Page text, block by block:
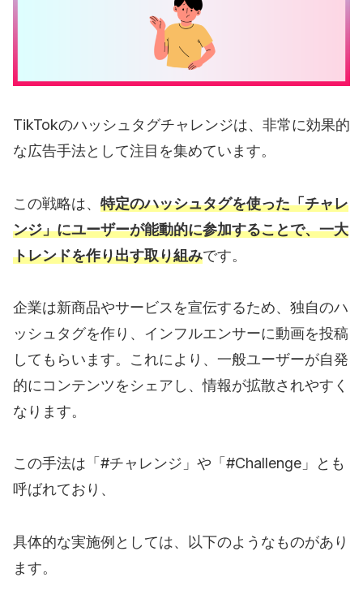
TikTokのハッシュタグチャレンジは、非常に効果的
な広告手法として注目を集めています。
この戦略は、 特定のハッシュタグを使った「チャレ
ンジ」にユーザーが能動的に参加することで、一大
トレンドを作り出す取り組みです。
企業は新商品やサービスを宣伝するため、独自のハ
ッシュタグを作り、インフルエンサーに動画を投稿
してもらいます。これにより、一般ユーザーが自発
的にコンテンツをシェアし、情報が拡散されやすく
なります。
この手法は「#チャレンジ」や「#Challenge」とも
呼ばれており、
具体的な実施例としては、以下のようなものがあり
ます。